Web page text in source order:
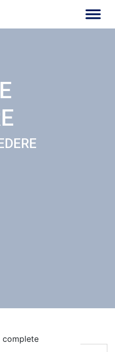
Soluții de încredere |